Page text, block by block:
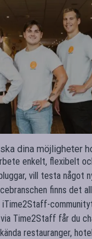
dina möjligheter
enkelt, flexibelt
vill testa något
finns det
iTime2Staff-
Time2Staff får du
restauranger,